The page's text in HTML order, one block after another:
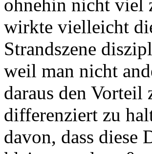
ohnehin nicht viel
wirkte vielleicht
Strandszene
weil man nicht
daraus den
differenziert zu
davon, dass diese